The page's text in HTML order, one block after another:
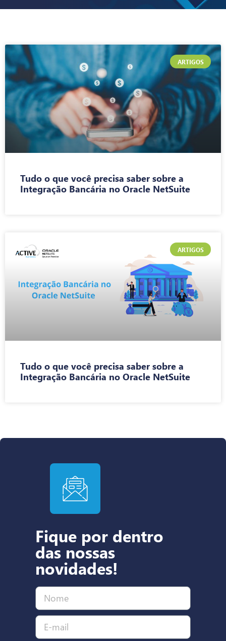
ARTIGOS
Tudo o que você precisa saber sobre a
Integração Bancária no Oracle NetSuite
ARTIGOS
Tudo o que você precisa saber sobre a
Integração Bancária no Oracle NetSuite
Fique por dentro
das nossas
novidades!